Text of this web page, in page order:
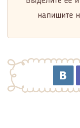
напишите